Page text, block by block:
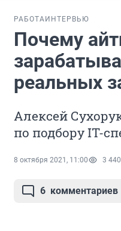
РАБОТА ИНТЕРВЬЮ
Почему
реальных
Алексей
по подбору IT-
8 октября 2021, 11:00 3 440
6 комментариев